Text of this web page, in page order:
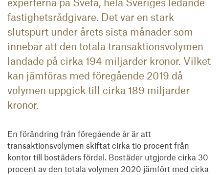
fastighetsrådgivare. Det var en stark
slutspurt under årets sista månader som
innebar att den totala transaktionsvolymen
landade på cirka 194 miljarder kronor. Vilket
kan jämföras med föregående 2019 då
volymen uppgick till cirka 189 miljarder
kronor.
En förändring från föregående år är att
transaktionsvolymen skiftat cirka tio procent från
kontor till bostäders fördel. Bostäder utgjorde cirka 30
procent av den totala volymen 2020 jämfört med cirka